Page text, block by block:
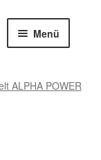
Menü
ALPHA POWER